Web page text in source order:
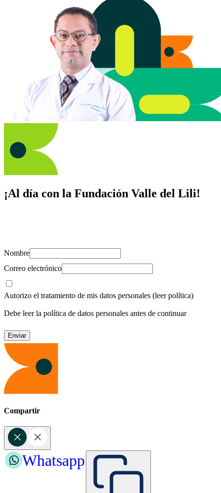
¡Al día con la Fundación Valle del Lili!
Nombre
Correo electrónico
Autorizo el tratamiento de mis datos personales (leer política)
Debe leer la política de datos personales antes de continuar
Compartir
Whatsapp